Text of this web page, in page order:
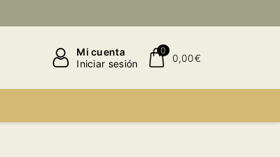
Mi cuenta
Iniciar sesión
0
0,00€